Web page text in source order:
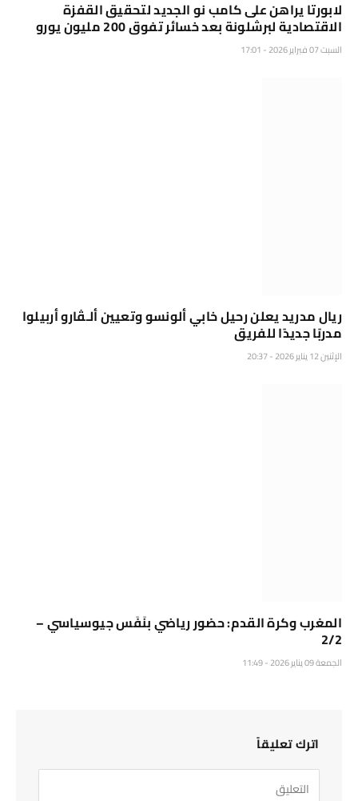
لابورتا يراهن على كامب نو الجديد لتحقيق القفزة
الاقتصادية لبرشلونة بعد خسائر تفوق 200 مليون يورو
السبت 07 فبراير 2026 - 17:01
ريال مدريد يعلن رحيل خابي ألونسو وتعيين ألـڤارو أربيلوا
مدربًا جديدًا للفريق
الإثنين 12 يناير 2026 - 20:37
المغرب وكرة القدم: حضور رياضي بنَفَس جيوسياسي –
2/2
الجمعة 09 يناير 2026 - 11:49
اترك تعليقاً